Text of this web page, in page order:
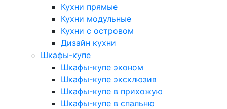
Кухни прямые
Кухни модульные
Кухни с островом
Дизайн кухни
Шкафы-купе
Шкафы-купе эконом
Шкафы-купе эксклюзив
Шкафы-купе в прихожую
Шкафы-купе в спальню